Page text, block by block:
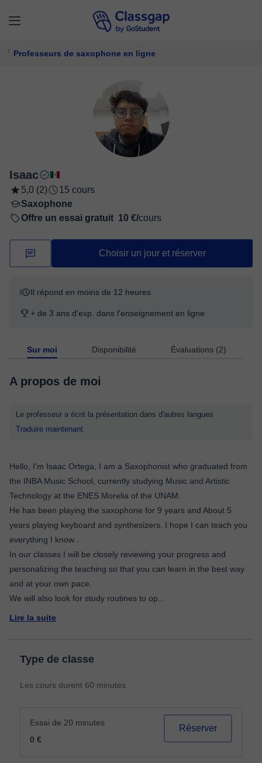
Professeurs de saxophone en ligne
Isaac
5,0 (2)
15 cours
Saxophone
Offre un essai gratuit 10 €/cours
Choisir un jour et réserver
Il répond en moins de 12 heures
+ de 3 ans d'exp. dans l'enseignement en ligne
Sur moi Disponibilité Évaluations (2)
A propos de moi
Le professeur a écrit la présentation dans d'autres langues
Traduire maintenant
Hello, I'm Isaac Ortega, I am a Saxophonist who graduated from
the INBA Music School, currently studying Music and Artistic
Technology at the ENES Morelia of the UNAM.
He has been playing the saxophone for 9 years and About 5
years playing keyboard and synthesizers. I hope I can teach you
everything I know .
In our classes I will be closely reviewing your progress and
personalizing the teaching so that you can learn in the best way
and at your own pace.
We will also look for study routines to op
Lire la suite
Type de classe
Les cours durent 60 minutes
Essai de 20 minutes
0 €
Réserver